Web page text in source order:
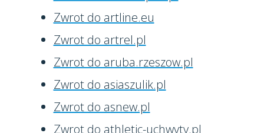
Zwrot do artline.eu
Zwrot do artrel.pl
Zwrot do aruba.rzeszow.pl
Zwrot do asiaszulik.pl
Zwrot do asnew.pl
Zwrot do athletic-uchwyty.pl